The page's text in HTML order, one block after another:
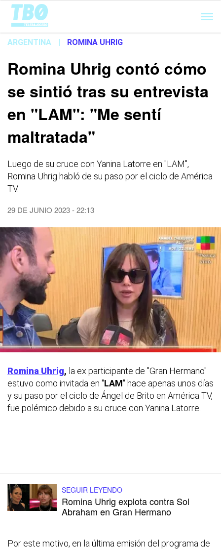
Cargando...
ARGENTINA | ROMINA UHRIG
Romina Uhrig contó cómo
se sintió tras su entrevista
en "LAM": "Me sentí
maltratada"
Luego de su cruce con Yanina Latorre en "LAM",
Romina Uhrig habló de su paso por el ciclo de América
TV.
29 DE JUNIO 2023 - 22:13
Romina Uhrig, la ex participante de "Gran Hermano"
estuvo como invitada en "LAM" hace apenas unos días
y su paso por el ciclo de Ángel de Brito en América TV,
fue polémico debido a su cruce con Yanina Latorre.
SEGUIR LEYENDO
Romina Uhrig explota contra Sol
Abraham en Gran Hermano
Por este motivo, en la última emisión del programa de